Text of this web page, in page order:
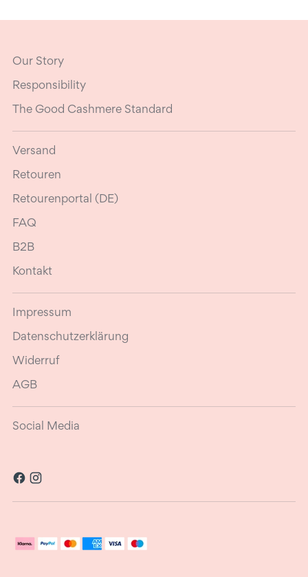
Our Story
Responsibility
The Good Cashmere Standard
Versand
Retouren
Retourenportal (DE)
FAQ
B2B
Kontakt
Impressum
Datenschutzerklärung
Widerruf
AGB
Social Media